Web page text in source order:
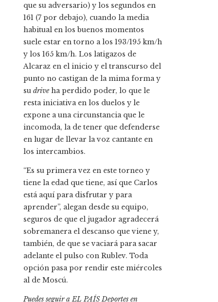
que su adversario) y los segundos en
161 (7 por debajo), cuando la media
habitual en los buenos momentos
suele estar en torno a los 193/195 km/h
y los 165 km/h. Los latigazos de
Alcaraz en el inicio y el transcurso del
punto no castigan de la mima forma y
su driveha perdido poder, lo que le
resta iniciativa en los duelos y le
expone a una circunstancia que le
incomoda, la de tener que defenderse
en lugar de llevar la voz cantante en
los intercambios.
“Es su primera vez en este torneo y
tiene la edad que tiene, así que Carlos
está aquí para disfrutar y para
aprender”, alegan desde su equipo,
seguros de que el jugador agradecerá
sobremanera el descanso que viene y,
también, de que se vaciará para sacar
adelante el pulso con Rublev. Toda
opción pasa por rendir este miércoles
al de Moscú.
Puedes seguir a EL PAÍS Deportes en